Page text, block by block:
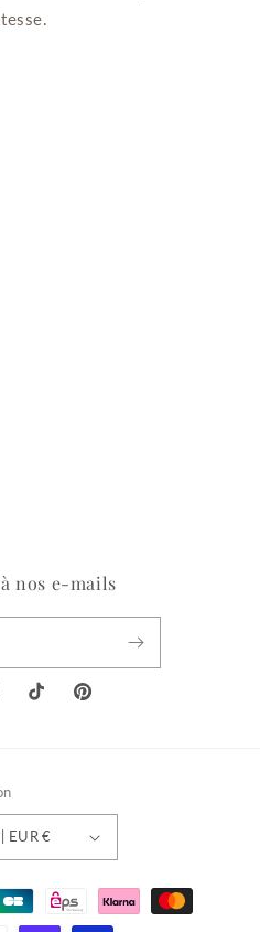
à nos e-mails
TikTok Pinterest
France | EUR €